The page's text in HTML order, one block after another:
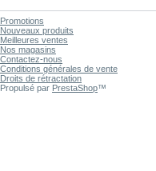
Promotions
Nouveaux produits
Meilleures ventes
Nos magasins
Contactez-nous
Conditions générales de vente
Droits de rétractation
Propulsé par PrestaShop™